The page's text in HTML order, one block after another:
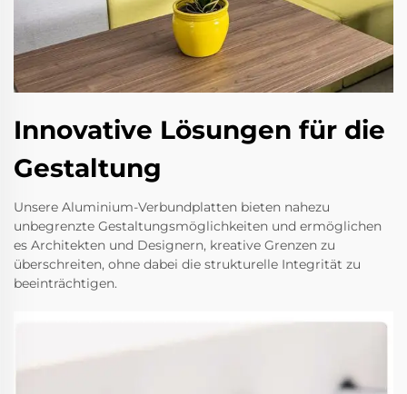
Innovative Lösungen für die
Gestaltung
Unsere Aluminium-Verbundplatten bieten nahezu
unbegrenzte Gestaltungsmöglichkeiten und ermöglichen
es Architekten und Designern, kreative Grenzen zu
überschreiten, ohne dabei die strukturelle Integrität zu
beeinträchtigen.